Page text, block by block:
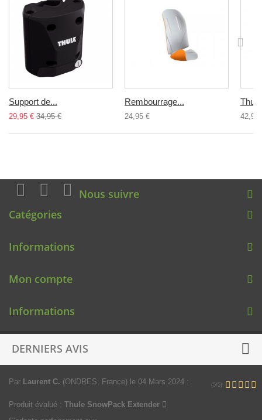
Support de...
29,95 € 34,95 €
Rembourrage...
24,95 € 42,95
Nous suivre
Catégories
Informations
Mon compte
Informations
DERNIERS AVIS
Par Laurent C. (ONDRES, France) le 04 Mars 2024 : (5/5)
Produit évalué : Thule SnowPack Extender